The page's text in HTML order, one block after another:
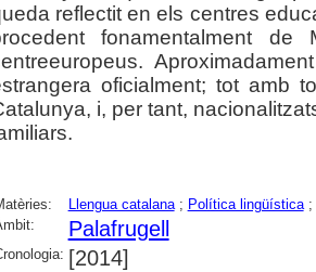
reflectit en els centres
fonamentalment
oficialment; tot amb
i, per tant,
Llengua catalana; Política lingüística;
Palafrugell
[2014]